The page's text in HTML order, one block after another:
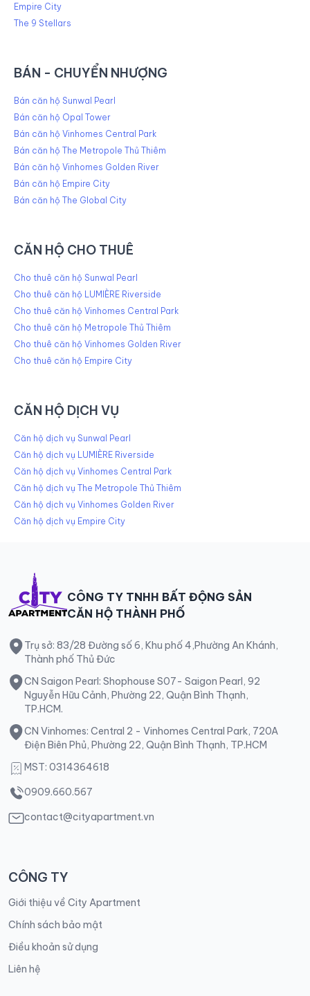
Empire City
The 9 Stellars
BÁN - CHUYỂN NHƯỢNG
Bán căn hộ Sunwal Pearl
Bán căn hộ Opal Tower
Bán căn hộ Vinhomes Central Park
Bán căn hộ The Metropole Thủ Thiêm
Bán căn hộ Vinhomes Golden River
Bán căn hộ Empire City
Bán căn hộ The Global City
CĂN HỘ CHO THUÊ
Cho thuê căn hộ Sunwal Pearl
Cho thuê căn hộ LUMIÈRE Riverside
Cho thuê căn hộ Vinhomes Central Park
Cho thuê căn hộ Metropole Thủ Thiêm
Cho thuê căn hộ Vinhomes Golden River
Cho thuê căn hộ Empire City
CĂN HỘ DỊCH VỤ
Căn hộ dịch vụ Sunwal Pearl
Căn hộ dịch vụ LUMIÈRE Riverside
Căn hộ dịch vụ Vinhomes Central Park
Căn hộ dịch vụ The Metropole Thủ Thiêm
Căn hộ dịch vụ Vinhomes Golden River
Căn hộ dịch vụ Empire City
CÔNG TY TNHH BẤT ĐỘNG SẢN
CĂN HỘ THÀNH PHỐ
Trụ sở: 83/28 Đường số 6, Khu phố 4,Phường An Khánh,
Thành phố Thủ Đức
CN Saigon Pearl: Shophouse S07- Saigon Pearl, 92
Nguyễn Hữu Cảnh, Phường 22, Quận Bình Thạnh,
TP.HCM.
CN Vinhomes: Central 2 - Vinhomes Central Park, 720A
Điện Biên Phủ, Phường 22, Quận Bình Thạnh, TP.HCM
MST: 0314364618
0909.660.567
contact@cityapartment.vn
CÔNG TY
Giới thiệu về City Apartment
Chính sách bảo mật
Điều khoản sử dụng
Liên hệ